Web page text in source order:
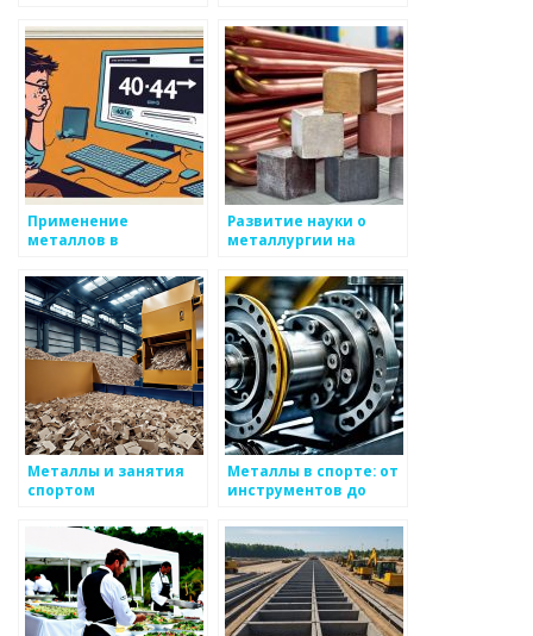
Применение
металлов в
экипировке
Развитие науки о
металлургии на
Металлы и занятия
спортом
Металлы в спорте: от
инструментов до